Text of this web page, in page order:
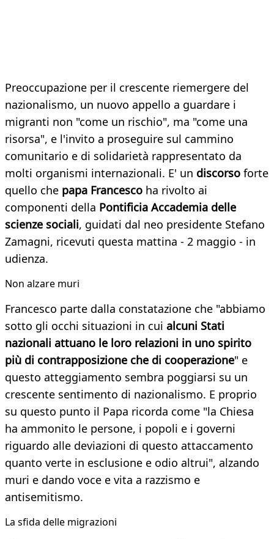
Preoccupazione per il crescente riemergere del
nazionalismo, un nuovo appello a guardare i
migranti non "come un rischio", ma "come una
risorsa", e l'invito a proseguire sul cammino
comunitario e di solidarietà rappresentato da
molti organismi internazionali. E' un discorso forte
quello che papa Francesco ha rivolto ai
componenti della Pontificia Accademia delle
scienze sociali, guidati dal neo presidente Stefano
Zamagni, ricevuti questa mattina - 2 maggio - in
udienza.
Non alzare muri
Francesco parte dalla constatazione che "abbiamo
sotto gli occhi situazioni in cui alcuni Stati
nazionali attuano le loro relazioni in uno spirito
più di contrapposizione che di cooperazione" e
questo atteggiamento sembra poggiarsi su un
crescente sentimento di nazionalismo. E proprio
su questo punto il Papa ricorda come "la Chiesa
ha ammonito le persone, i popoli e i governi
riguardo alle deviazioni di questo attaccamento
quanto verte in esclusione e odio altrui", alzando
muri e dando voce e vita a razzismo e
antisemitismo.
La sfida delle migrazioni